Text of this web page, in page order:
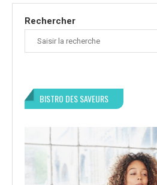
Rechercher
BISTRO DES SAVEURS